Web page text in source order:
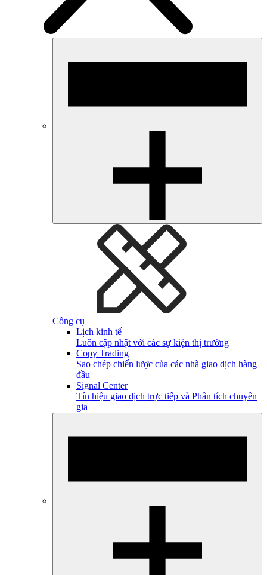
Công cụ
Lịch kinh tế
Luôn cập nhật với các sự kiện thị trường
Copy Trading
Sao chép chiến lược của các nhà giao dịch hàng
đầu
Signal Center
Tín hiệu giao dịch trực tiếp và Phân tích chuyên
gia